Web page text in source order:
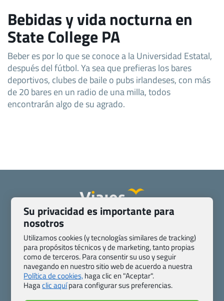
Bebidas y vida nocturna en
State College PA
Beber es por lo que se conoce a la Universidad Estatal,
después del fútbol. Ya sea que prefieras los bares
deportivos, clubes de baile o pubs irlandeses, con más
de 20 bares en un radio de una milla, todos
encontrarán algo de su agrado.
Pasaporte, Visado, Salud y otras disposiciones específicas
Blog de Viajes.com
Registro de agencias
Preguntas frecuentes
Condiciones generales
Política de privacidad y cookies
Transparencia
Todas las páginas – sitemap
Su privacidad es importante para
nosotros
Utilizamos cookies (y tecnologías similares de tracking)
para propósitos técnicos y de marketing, tanto propias
como de terceros. Para consentir su uso y seguir
navegando en nuestro sitio web de acuerdo a nuestra
Política de cookies,haga clic en "Aceptar".
Hagaclic aquípara configurar sus preferencias.